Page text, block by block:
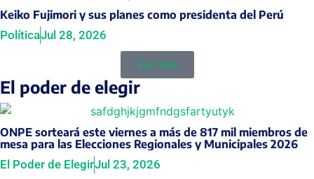
Keiko Fujimori y sus planes como presidenta del Perú
PolíticaJul 28, 2026
Ver más
El poder de elegir
ONPE sorteará este viernes a más de 817 mil miembros de
mesa para las Elecciones Regionales y Municipales 2026
El Poder de ElegirJul 23, 2026